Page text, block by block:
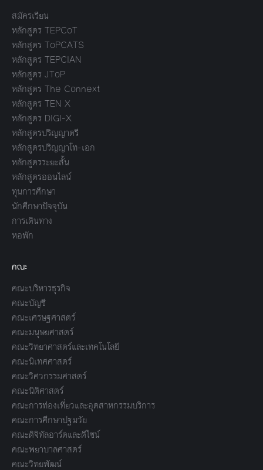
สมัครเรียน
หลักสูตร TEPCoT
หลักสูตร ToPCATS
หลักสูตร TEPCIAN
หลักสูตร JToP
หลักสูตร The Connext
หลักสูตร TEN X
หลักสูตร DIGI-X
หลักสูตรปริญญาตรี
หลักสูตรปริญญาโท-เอก
หลักสูตรระยะสั้น
หลักสูตรออนไลน์
ทุนการศึกษา
นักศึกษาปัจจุบัน
การเดินทาง
หอพัก
คณะ
คณะบริหารธุรกิจ
คณะบัญชี
คณะเศรษฐศาสตร์
คณะมนุษยศาสตร์
คณะวิทยาศาสตร์และเทคโนโลยี
คณะนิเทศศาสตร์
คณะวิศวกรรมศาสตร์
คณะนิติศาสตร์
คณะการท่องเที่ยวและอุตสาหกรรมบริการ
คณะการศึกษาปฐมวัย
คณะดิจิทัลอาร์ตและดีไซน์
คณะพยาบาลศาสตร์
คณะวิทยพัฒน์